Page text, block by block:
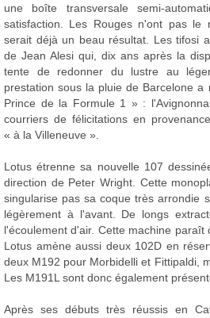
une boîte transversale semi-
satisfaction. Les Rouges n'ont pas le
serait déjà un beau résultat. Les tifosi
de Jean Alesi qui, dix ans après la
tente de redonner du lustre au
prestation sous la pluie de Barcelone
Prince de la Formule 1 » :
courriers de félicitations en
« à la Villeneuve ».
Lotus étrenne sa nouvelle 107
direction de Peter Wright. Cette
singularise pas sa coque très arrondie
légèrement à l'avant. De longs
l'écoulement d'air. Cette machine paraît
Lotus amène aussi deux 102D en
deux M192 pour Morbidelli et Fittipaldi,
Les M191L sont donc également
Après ses débuts très réussis en